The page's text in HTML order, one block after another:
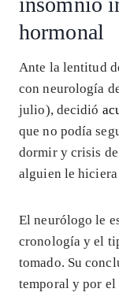
hormonal
Ante la lentitud
con neurología
julio), decidió
que no podía
dormir y crisis
alguien le hiciera
El neurólogo le
cronología y el
tomado. Su
temporal y por